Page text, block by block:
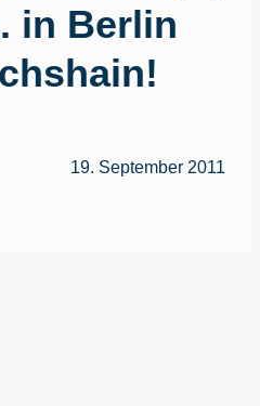
in Berlin
19. September 2011